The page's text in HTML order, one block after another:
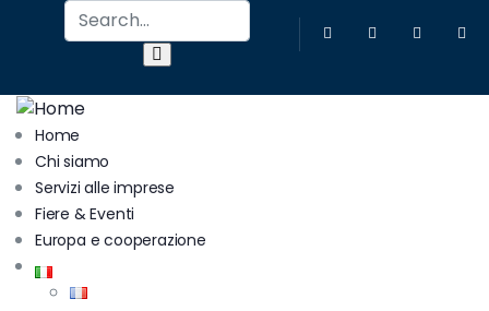
Home
Chi siamo
Servizi alle imprese
Fiere & Eventi
Europa e cooperazione